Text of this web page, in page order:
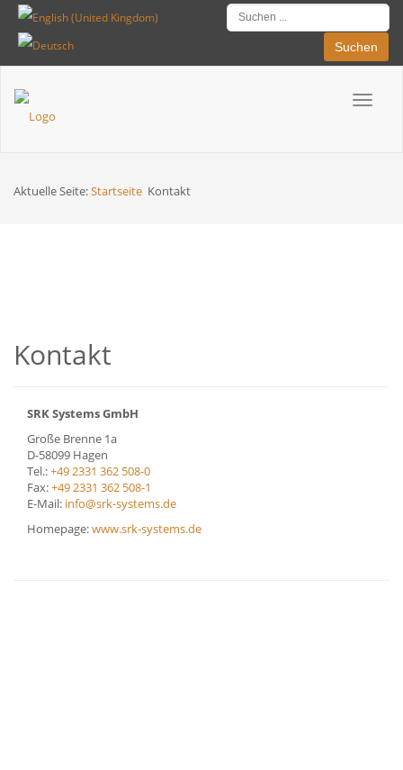
Suchen
Toggle
Breadcrumbs
Aktuelle Seite:Startseite Kontakt
Kontakt
SRK Systems GmbH
Große Brenne 1a
D-58099 Hagen
Tel.:+49 2331 362 508-0
Fax:+49 2331 362 508-1
E-Mail: info@srk-systems.de
Homepage:www.srk-systems.de